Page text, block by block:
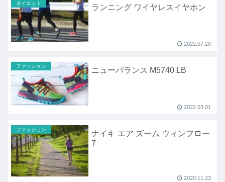
ダイエット ランニング ワイヤレスイヤホン
2022.07.20
ファッション ニューバランス M5740 LB
2022.03.01
ファッション
ナイキ エア ズーム ウィンフロー
7
2020.11.23